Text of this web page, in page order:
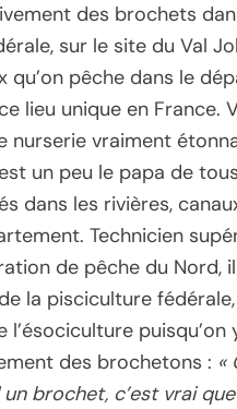
des brochets
sur le site du Val
qu’on pêche dans le
lieu unique en France.
nurserie vraiment
un peu le papa de
dans les rivières,
Technicien
de pêche du Nord,
la pisciculture
l’ésociculture
des brochetons : «
brochet, c’est vrai que